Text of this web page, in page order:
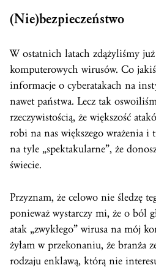
(Nie)bezpieczeństwo
W ostatnich latach zdążyliśmy
komputerowych wirusów. Co jakiś
informacje o cyberatakach na
nawet państwa. Lecz tak
rzeczywistością, że większość
robi na nas większego wrażenia
na tyle „spektakularne”, że
świecie.
Przyznam, że celowo nie śledzę
ponieważ wystarczy mi, że o ból
atak „zwykłego” wirusa na mój
żyłam w przekonaniu, że branża
rodzaju enklawą, którą nie